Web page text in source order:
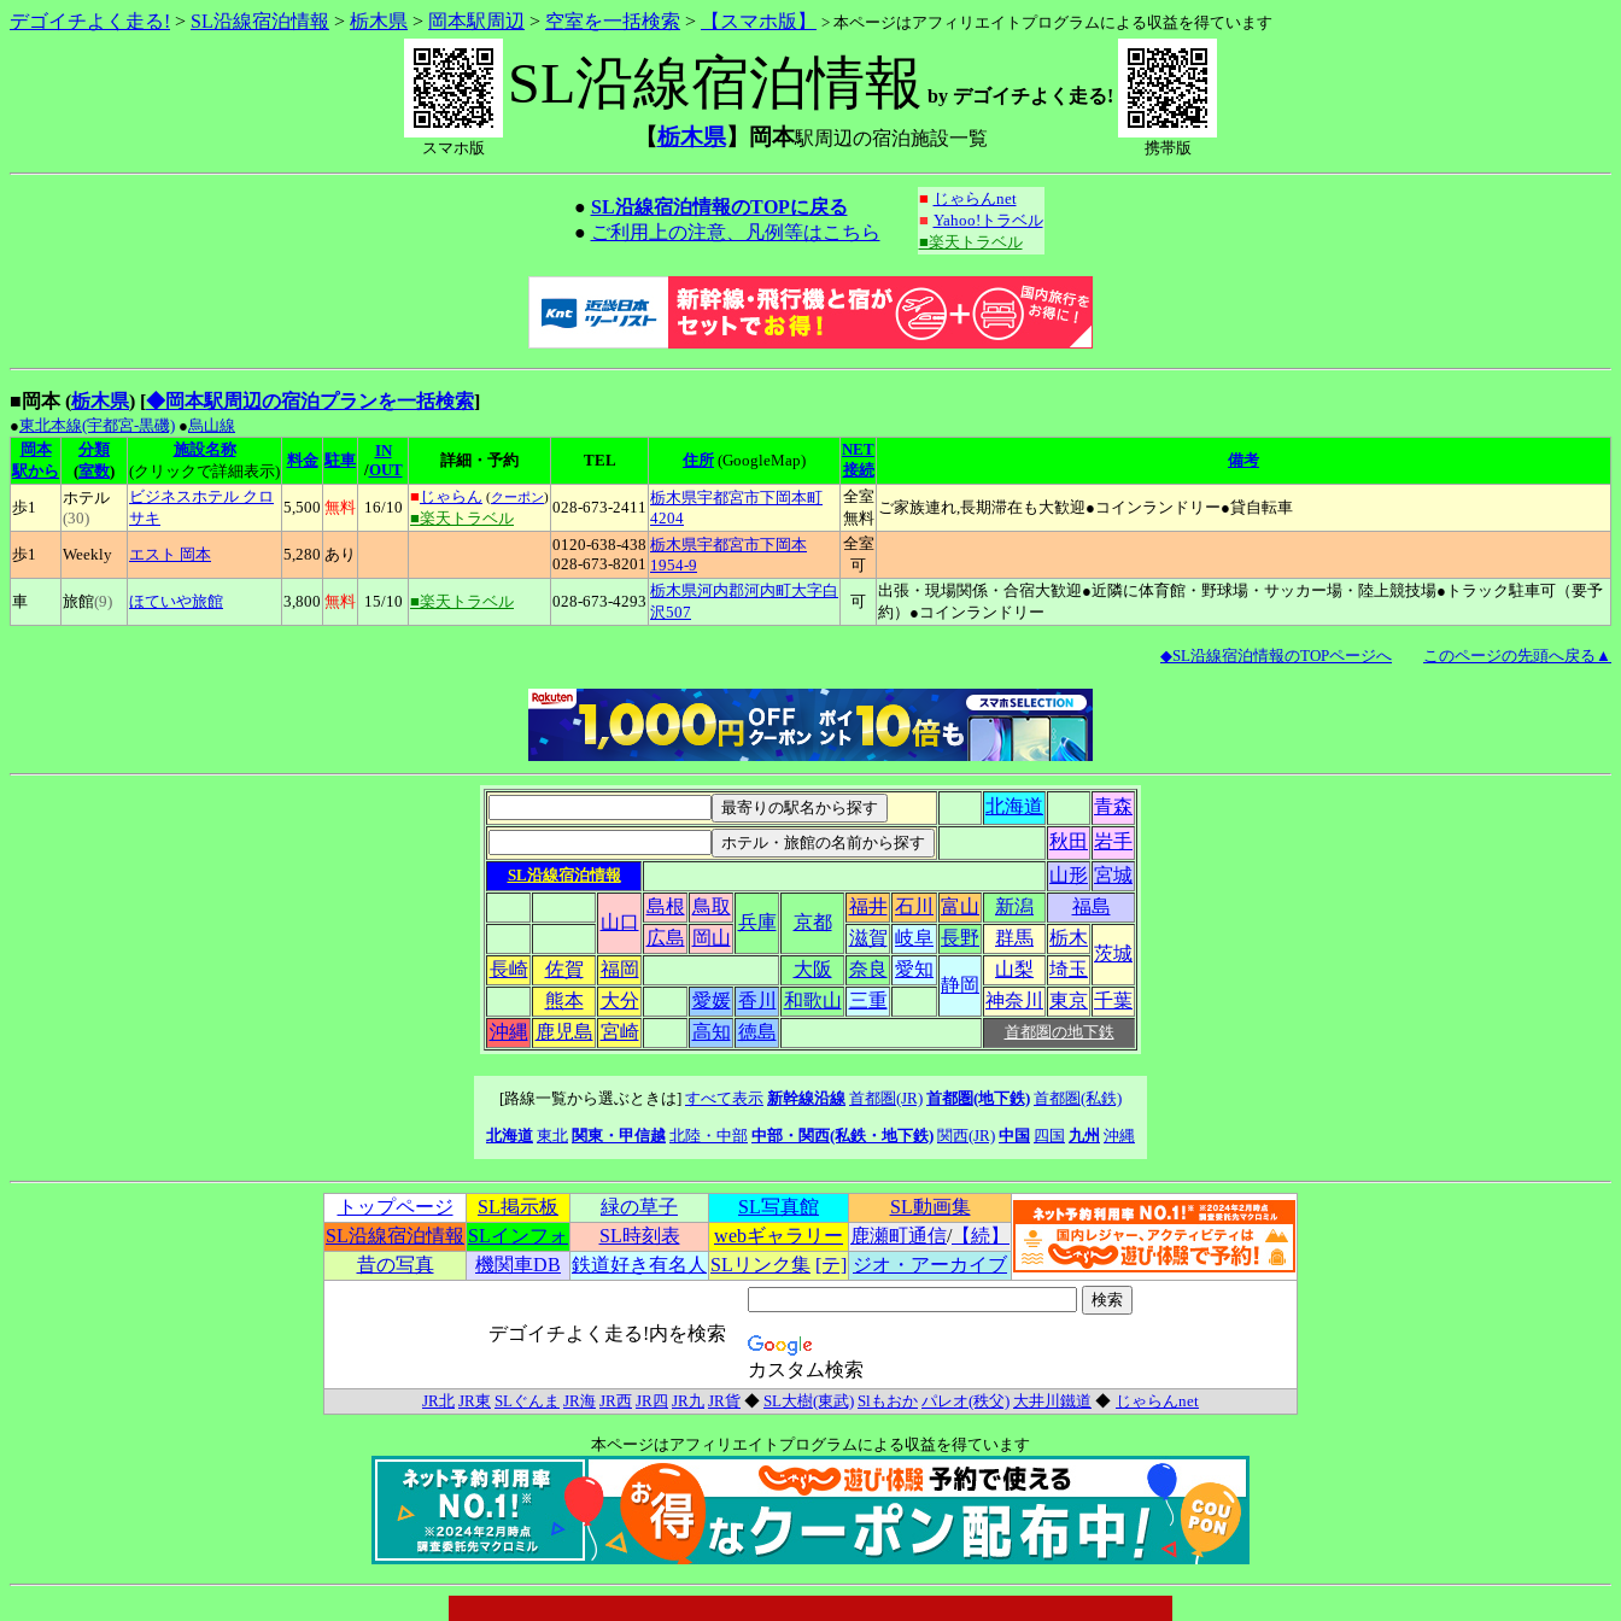
デゴイチよく走る! > SL沿線宿泊情報 > 栃木県 > 岡本駅周辺 > 空室を一括検索 > 【スマホ版】 > 本ページはアフィリエイトプログラムによる収益を得ています
スマホ版
SL沿線宿泊情報 by デゴイチよく走る!
【栃木県】岡本駅周辺の宿泊施設一覧 携帯版
● SL沿線宿泊情報のTOPに戻る
● ご利用上の注意、凡例等はこちら
■ じゃらんnet
■ Yahoo!トラベル
■楽天トラベル
■岡本 (栃木県) [◆岡本駅周辺の宿泊プランを一括検索]
●東北本線(宇都宮-黒磯) ●烏山線
岡本
駅から
分類
(室数)
施設名称
(クリックで詳細表示)
料金 駐車
IN
/OUT
詳細・予約 TEL 住所 (GoogleMap)
NET
接続
備考
歩1
ホテル
(30)
ビジネスホテル クロ
サキ
5,500 無料 16/10
■ じゃらん (クーポン)
■楽天トラベル
028-673-2411
栃木県宇都宮市下岡本町
4204
全室
無料
ご家族連れ,長期滞在も大歓迎●コインランドリー●貸自転車
歩1 Weekly エスト 岡本 5,280 あり
0120-638-438
028-673-8201
栃木県宇都宮市下岡本
1954-9
全室
可
車
旅館(9) ほていや旅館 3,800 無料 15/10 ■楽天トラベル 028-673-4293
栃木県河内郡河内町大字白
沢507
可
出張・現場関係・合宿大歓迎●近隣に体育館・野球場・サッカー場・陸上競技場●トラック駐車可（要予
約）●コインランドリー
◆SL沿線宿泊情報のTOPページへ このページの先頭へ戻る▲
北海道
青森
秋田 岩手
SL沿線宿泊情報 山形 宮城
山口
島根 鳥取
兵庫 京都
福井 石川 富山 新潟
福島
広島 岡山 滋賀 岐阜 長野 群馬 栃木
茨城
長崎 佐賀 福岡 大阪 奈良 愛知
静岡
山梨
埼玉
熊本
大分 愛媛 香川 和歌山 三重 神奈川 東京 千葉
沖縄 鹿児島 宮崎 高知 徳島 首都圏の地下鉄
[路線一覧から選ぶときは] すべて表示 新幹線沿線 首都圏(JR) 首都圏(地下鉄) 首都圏(私鉄)
北海道 東北 関東・甲信越 北陸・中部 中部・関西(私鉄・地下鉄) 関西(JR) 中国 四国 九州 沖縄
トップページ SL掲示板 緑の草子 SL写真館
SL動画集
SL沿線宿泊情報 SLインフォ SL時刻表 webギャラリー 鹿瀬町通信/【続】
昔の写真
機関車DB 鉄道好き有名人 SLリンク集 [テ] ジオ・アーカイブ
デゴイチよく走る!内を検索
カスタム検索
JR北 JR東 SLぐんま JR海 JR西 JR四 JR九 JR貨 ◆ SL大樹(東武) Slもおか パレオ(秩父) 大井川鐵道 ◆ じゃらんnet
本ページはアフィリエイトプログラムによる収益を得ています